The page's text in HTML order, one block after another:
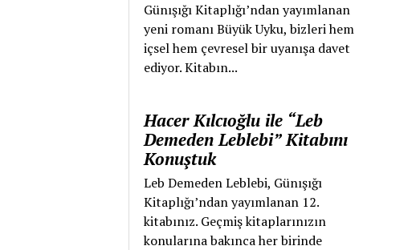
Günışığı Kitaplığı’ndan yayımlanan
yeni romanı Büyük Uyku, bizleri hem
içsel hem çevresel bir uyanışa davet
ediyor. Kitabın...
Hacer Kılcıoğlu ile “Leb
Demeden Leblebi” Kitabını
Konuştuk
Leb Demeden Leblebi, Günışığı
Kitaplığı’ndan yayımlanan 12.
kitabınız. Geçmiş kitaplarınızın
konularına bakınca her birinde